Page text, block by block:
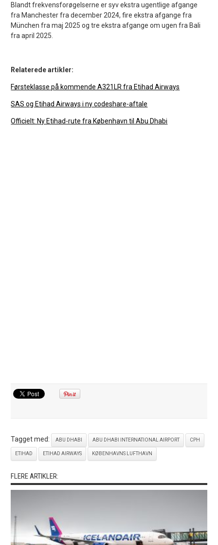
Blandt frekvensforøgelserne er syv ekstra ugentlige afgange
fra Manchester fra december 2024, fire ekstra afgange fra
München fra maj 2025 og tre ekstra afgange om ugen fra Bali
fra april 2025.
Relaterede artikler:
Førsteklasse på kommende A321LR fra Etihad Airways
SAS og Etihad Airways i ny codeshare-aftale
Officielt: Ny Etihad-rute fra København til Abu Dhabi
Tagget med: ABU DHABI ABU DHABI INTERNATIONAL AIRPORT CPH
ETIHAD ETIHAD AIRWAYS KØBENHAVNS LUFTHAVN
FLERE ARTIKLER: